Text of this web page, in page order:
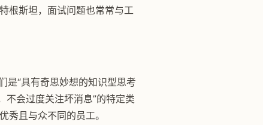
根斯坦，面试问题也常常与工
是“具有奇思妙想的知识型思考
不会过度关注坏消息”的特定类
秀且与众不同的员工。